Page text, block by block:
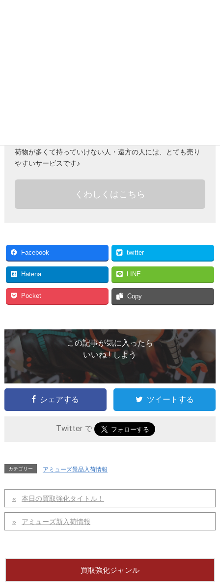
荷物が多くて持っていけない人・遠方の人には、とても売り
やすいサービスです♪
くわしくはこちら
Facebook twitter
Hatena LINE
Pocket Copy
この記事が気に入ったら
いいね ! しよう
シェアする ツイートする
Twitter で
カテゴリー アミューズ景品入荷情報
本日の買取強化タイトル！
アミューズ新入荷情報
買取強化ジャンル